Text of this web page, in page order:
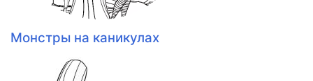
Монстры на каникулах